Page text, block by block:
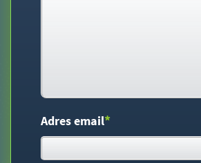
Adres email*